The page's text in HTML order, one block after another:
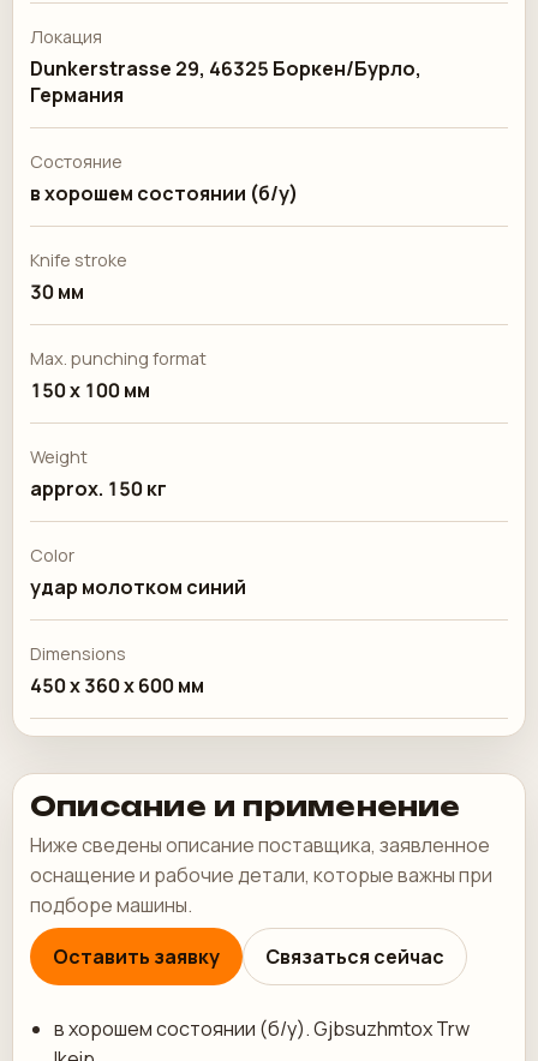
Локация
Dunkerstrasse 29, 46325 Боркен/Бурло,
Германия
Состояние
в хорошем состоянии (б/у)
Knife stroke
30 мм
Max. punching format
150 x 100 мм
Weight
approx. 150 кг
Color
удар молотком синий
Dimensions
450 x 360 x 600 мм
Описание и применение
Ниже сведены описание поставщика, заявленное
оснащение и рабочие детали, которые важны при
подборе машины.
Оставить заявку
Связаться сейчас
в хорошем состоянии (б/у). Gjbsuzhmtox Trw